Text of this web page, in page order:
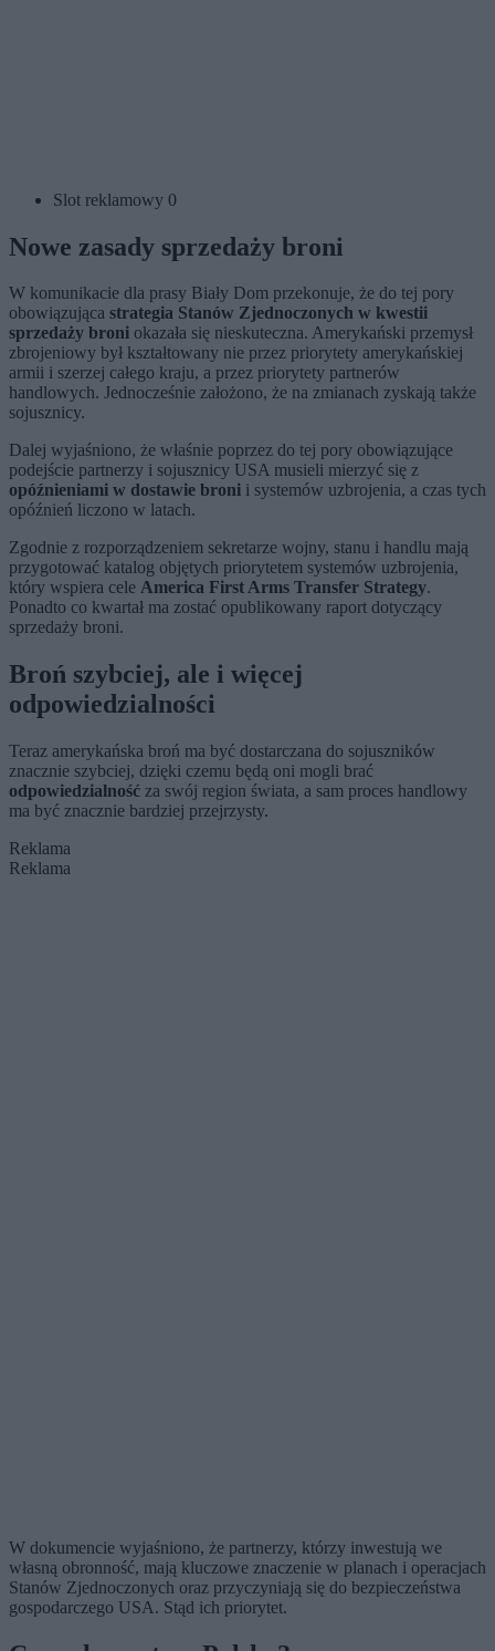
Slot reklamowy 0
Nowe zasady sprzedaży broni
W komunikacie dla prasy Biały Dom przekonuje, że do tej pory
obowiązująca strategia Stanów Zjednoczonych w kwestii
sprzedaży broni okazała się nieskuteczna. Amerykański przemysł
zbrojeniowy był kształtowany nie przez priorytety amerykańskiej
armii i szerzej całego kraju, a przez priorytety partnerów
handlowych. Jednocześnie założono, że na zmianach zyskają także
sojusznicy.
Dalej wyjaśniono, że właśnie poprzez do tej pory obowiązujące
podejście partnerzy i sojusznicy USA musieli mierzyć się z
opóźnieniami w dostawie broni i systemów uzbrojenia, a czas tych
opóźnień liczono w latach.
Zgodnie z rozporządzeniem sekretarze wojny, stanu i handlu mają
przygotować katalog objętych priorytetem systemów uzbrojenia,
który wspiera cele America First Arms Transfer Strategy.
Ponadto co kwartał ma zostać opublikowany raport dotyczący
sprzedaży broni.
Broń szybciej, ale i więcej
odpowiedzialności
Teraz amerykańska broń ma być dostarczana do sojuszników
znacznie szybciej, dzięki czemu będą oni mogli brać
odpowiedzialność za swój region świata, a sam proces handlowy
ma być znacznie bardziej przejrzysty.
Reklama
Reklama
W dokumencie wyjaśniono, że partnerzy, którzy inwestują we
własną obronność, mają kluczowe znaczenie w planach i operacjach
Stanów Zjednoczonych oraz przyczyniają się do bezpieczeństwa
gospodarczego USA. Stąd ich priorytet.